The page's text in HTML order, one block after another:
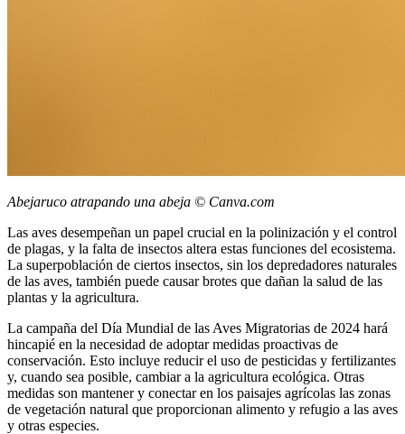
Abejaruco atrapando una abeja © Canva.com
Las aves desempeñan un papel crucial en la polinización y el control
de plagas, y la falta de insectos altera estas funciones del ecosistema.
La superpoblación de ciertos insectos, sin los depredadores naturales
de las aves, también puede causar brotes que dañan la salud de las
plantas y la agricultura.
La campaña del Día Mundial de las Aves Migratorias de 2024 hará
hincapié en la necesidad de adoptar medidas proactivas de
conservación. Esto incluye reducir el uso de pesticidas y fertilizantes
y, cuando sea posible, cambiar a la agricultura ecológica. Otras
medidas son mantener y conectar en los paisajes agrícolas las zonas
de vegetación natural que proporcionan alimento y refugio a las aves
y otras especies.